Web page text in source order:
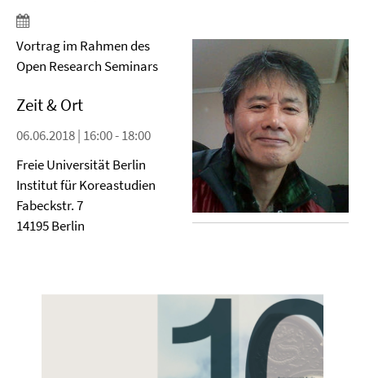
Vortrag im Rahmen des
Open Research Seminars
Zeit & Ort
06.06.2018 | 16:00 - 18:00
Freie Universität Berlin
Institut für Koreastudien
Fabeckstr. 7
14195 Berlin